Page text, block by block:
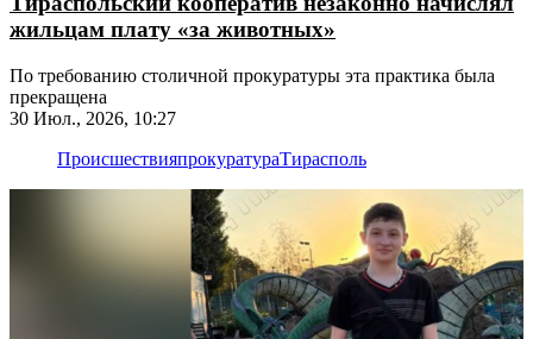
жильцам плату «за животных»
По требованию столичной прокуратуры эта практика была
прекращена
30 Июл., 2026, 10:27
ПроисшествияпрокуратураТирасполь